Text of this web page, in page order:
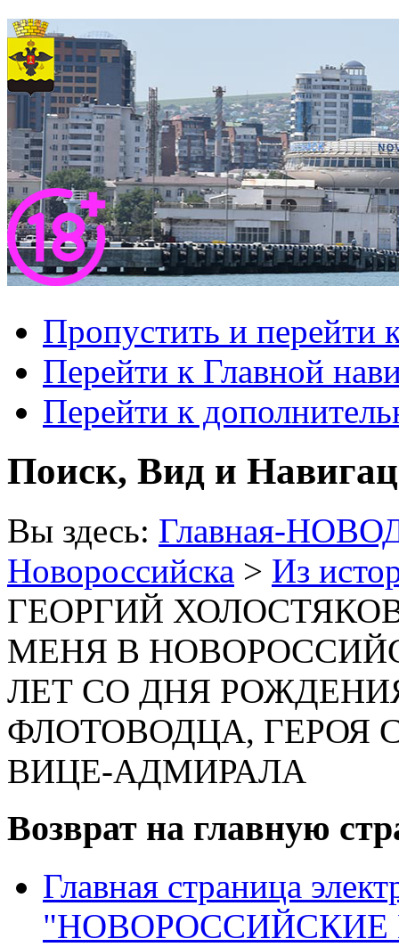
Пропустить и перейти
Перейти к Главной
Перейти к
Поиск, Вид и
Вы здесь: Главная-
Новороссийска > Из
ГЕОРГИЙ
МЕНЯ В
ЛЕТ СО ДНЯ
ФЛОТОВОДЦА, ГЕРОЯ
ВИЦЕ-АДМИРАЛА
Возврат на главную
Главная страница
"НОВОРОССИЙСКИЕ